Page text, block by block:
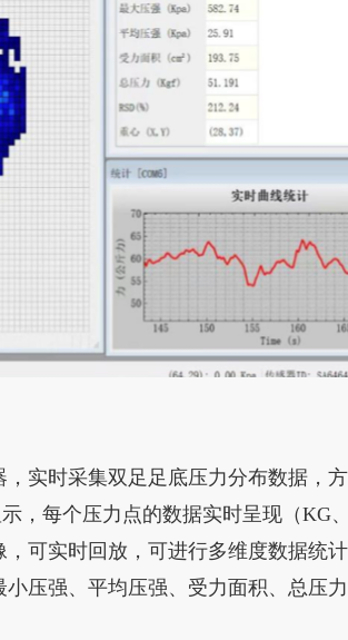
实时采集双足足底压力分布数据，方
，每个压力点的数据实时呈现（KG、
可实时回放，可进行多维度数据统计
压强、平均压强、受力面积、总压力